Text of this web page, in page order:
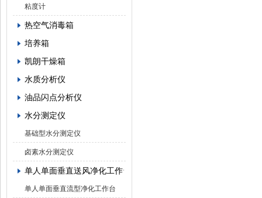
粘度计
热空气消毒箱
培养箱
凯朗干燥箱
水质分析仪
油品闪点分析仪
水分测定仪
基础型水分测定仪
卤素水分测定仪
单人单面垂直送风净化工作台
单人单面垂直流型净化工作台